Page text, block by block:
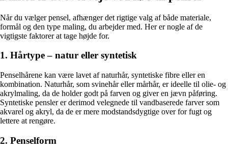
Når du vælger pensel, afhænger det rigtige valg af både materiale,
formål og den type maling, du arbejder med. Her er nogle af de
vigtigste faktorer at tage højde for.
1. Hårtype – natur eller syntetisk
Penselhårene kan være lavet af naturhår, syntetiske fibre eller en
kombination. Naturhår, som svinehår eller mårhår, er ideelle til olie- og
akrylmaling, da de holder godt på farven og giver en jævn påføring.
Syntetiske pensler er derimod velegnede til vandbaserede farver som
akvarel og akryl, da de er mere modstandsdygtige over for fugt og
lettere at rengøre.
2. Penselform